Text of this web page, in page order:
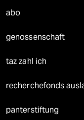
abo
genossenschaft
taz zahl ich
recherchefonds
panterstiftung